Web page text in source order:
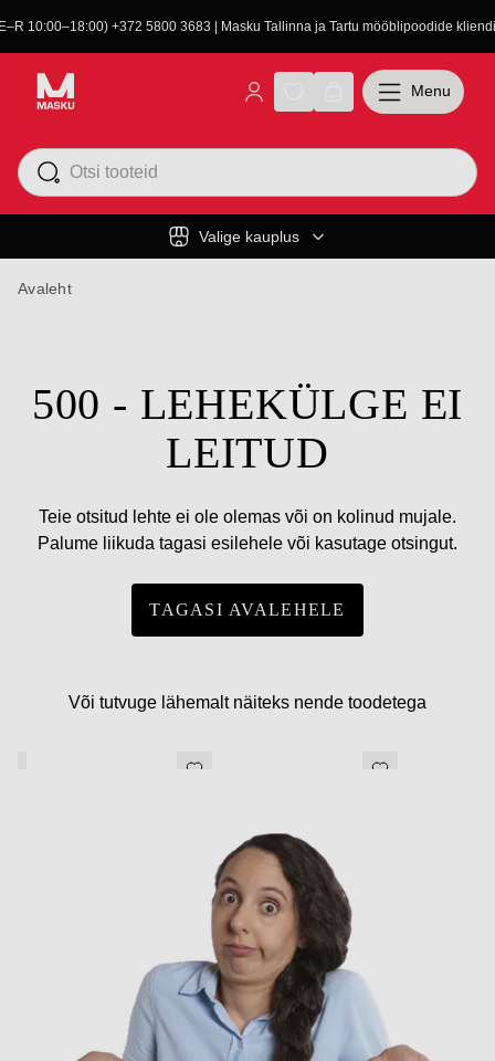
10:00–18:00) +372 5800 3683 | Masku Tallinna ja Tartu mööblipoodide
Valige kauplus
Menu
Avaleht
500 - LEHEKÜLGE EI
LEITUD
Teie otsitud lehte ei ole olemas või on kolinud mujale.
Palume liikuda tagasi esilehele või kasutage otsingut.
TAGASI AVALEHELE
Või tutvuge lähemalt näiteks nende toodetega